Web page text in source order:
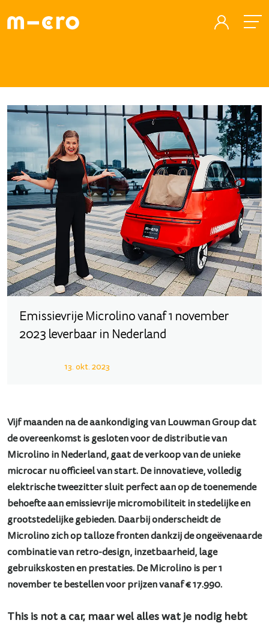
Emissievrije Microlino vanaf 1 november
2023 leverbaar in Nederland
13. okt. 2023
Vijf maanden na de aankondiging van Louwman Group dat
de overeenkomst is gesloten voor de distributie van
Microlino in Nederland, gaat de verkoop van de unieke
microcar nu officieel van start. De innovatieve, volledig
elektrische tweezitter sluit perfect aan op de toenemende
behoefte aan emissievrije micromobiliteit in stedelijke en
grootstedelijke gebieden. Daarbij onderscheidt de
Microlino zich op talloze fronten dankzij de ongeëvenaarde
combinatie van retro-design, inzetbaarheid, lage
gebruikskosten en prestaties. De Microlino is per 1
november te bestellen voor prijzen vanaf € 17.990.
This is not a car, maar wel alles wat je nodig hebt